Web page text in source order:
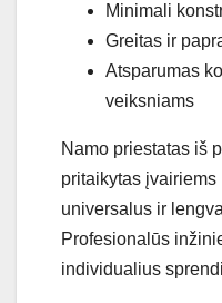
Minimali
Greitas ir
Atsparumas
veiksniams
Namo priestatas iš
pritaikytas
universalus ir
Profesionalūs
individualius